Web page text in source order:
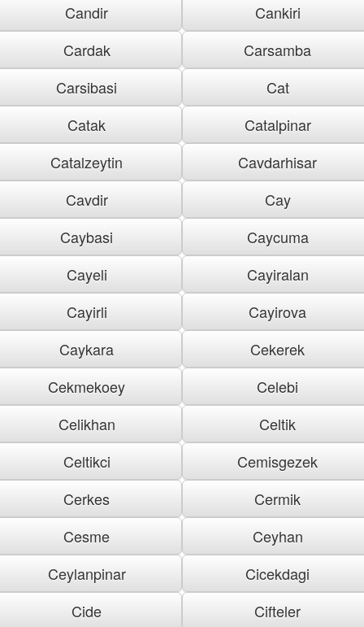
Candir
Cankiri
Cardak
Carsamba
Carsibasi
Cat
Catak
Catalpinar
Catalzeytin
Cavdarhisar
Cavdir
Cay
Caybasi
Caycuma
Cayeli
Cayiralan
Cayirli
Cayirova
Caykara
Cekerek
Cekmekoey
Celebi
Celikhan
Celtik
Celtikci
Cemisgezek
Cerkes
Cermik
Cesme
Ceyhan
Ceylanpinar
Cicekdagi
Cide
Cifteler